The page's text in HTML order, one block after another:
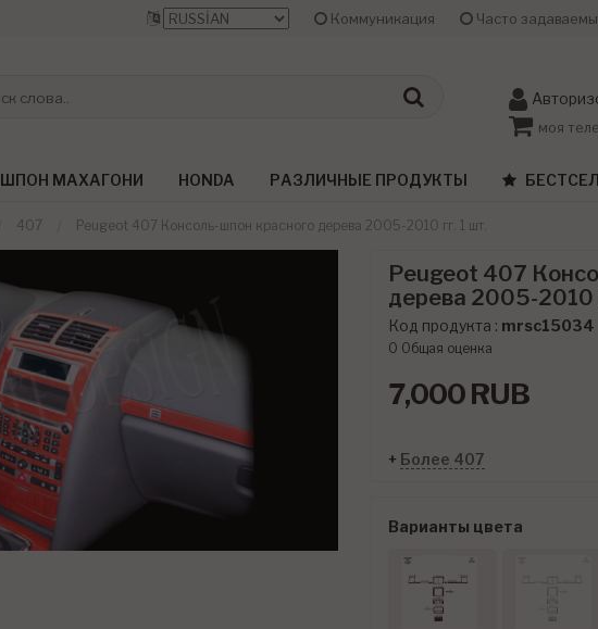
Коммуникация Часто
моя
ШПОН МАХАГОНИ HONDA РАЗЛИЧНЫЕ ПРОДУКТЫ
407 Peugeot 407 Консоль-шпон красного дерева 2005-2010 гг. 1 шт.
Peugeot 407
дерева 2005-2010
Код продукта : mrsc15034
0 Общая оценка
7,000RUB
+ Более 407
Варианты цвета